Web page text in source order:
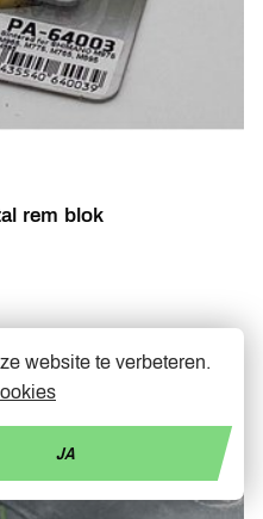
VAR Pa-64003 Sintered Metal rem blok
website te verbeteren.
JA